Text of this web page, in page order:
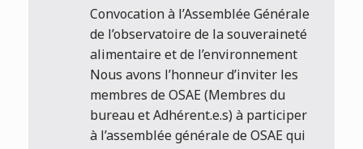
Convocation à l’Assemblée Générale
de l’observatoire de la souveraineté
alimentaire et de l’environnement
Nous avons l’honneur d’inviter les
membres de OSAE (Membres du
bureau et Adhérent.e.s) à participer
à l’assemblée générale de OSAE qui